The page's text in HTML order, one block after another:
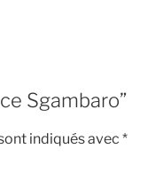
Sgambaro”
indiqués avec *